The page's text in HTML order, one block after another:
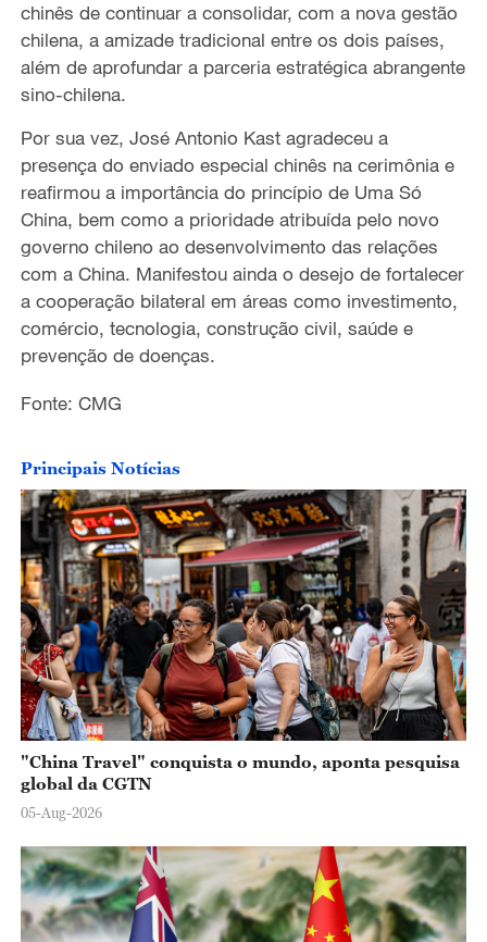
chinês de continuar a consolidar, com a nova gestão
chilena, a amizade tradicional entre os dois países,
além de aprofundar a parceria estratégica abrangente
sino-chilena.
Por sua vez, José Antonio Kast agradeceu a
presença do enviado especial chinês na cerimônia e
reafirmou a importância do princípio de Uma Só
China, bem como a prioridade atribuída pelo novo
governo chileno ao desenvolvimento das relações
com a China. Manifestou ainda o desejo de fortalecer
a cooperação bilateral em áreas como investimento,
comércio, tecnologia, construção civil, saúde e
prevenção de doenças.
Fonte: CMG
Principais Notícias
"China Travel" conquista o mundo, aponta pesquisa
global da CGTN
05-Aug-2026